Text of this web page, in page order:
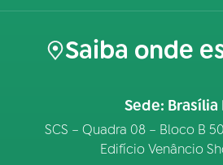
Saiba onde
Sede: Brasília
SCS – Quadra 08 – Bloco B
Edifício Venâncio